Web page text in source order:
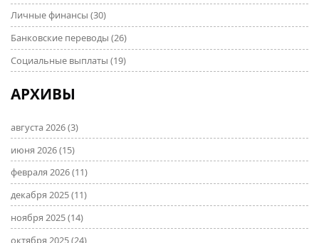
Личные финансы (30)
Банковские переводы (26)
Социальные выплаты (19)
АРХИВЫ
августа 2026(3)
июня 2026(15)
февраля 2026(11)
декабря 2025(11)
ноября 2025(14)
октября 2025(24)